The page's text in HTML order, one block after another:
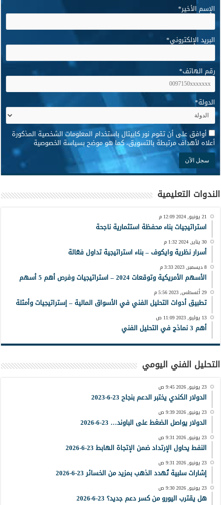
الإسم الأخير*
البريد الإلكتروني*
رقم الهاتف*
الدولة*
* أوافق على أن تقوم نور كابيتال باستخدام المعلومات الشخصية المذكورة
أعلاه لأهداف مرتبطة بالتسويق، كما هو موضح بسياسة الخصوصية
الندوات التعليمية
21 يونيو, 2024 12:09 م
استراتيجيات بناء محفظة استثمارية ناجحة
30 يناير, 2024 1:32 م
أسرار نظرية وايكوف – بناء استراتيجية تداول فعّالة
8 ديسمبر, 2023 3:33 م
الأسهم الأمريكية وتوقعات 2024 – استراتيجيات وفرص أهم 5 أسهم
29 أغسطس, 2023 5:56 م
تطبيق أدوات التحليل الفني في الأسواق المالية – إستراتيجيات وأمثلة
13 يوليو, 2023 11:09 ص
أهم 3 نماذج في التحليل الفني
التحليل الفني اليومي
23 يونيو, 2026 9:45 ص
الدولار الكندي يختبر الدعم بنجاح 23-6-2023
23 يونيو, 2026 9:39 ص
الدولار يواصل الضغط على الباوند… 23-6-2026
23 يونيو, 2026 9:31 ص
النفط يحاول الإرتداد ضمن الإتجاة الهابط 23-6-2026
23 يونيو, 2026 9:31 ص
إشارات سلبية تُهدد الذهب بمزيد من الخسائر 23-6-2026
23 يونيو, 2026 9:30 ص
هل يقترب اليورو من كسر دعم جديد؟ 23-6-2026